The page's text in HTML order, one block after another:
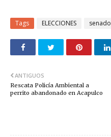
Tags ELECCIONES senado
ANTIGUOS
Rescata Policía Ambiental a
perrito abandonado en Acapulco